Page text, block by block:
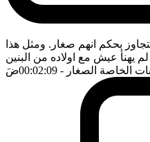
بحكم انهم صغار. ومثل هذا
يهنأ عيش مع اولاده من البنين
الخاصة الصغار - 00:02:09 ضَ